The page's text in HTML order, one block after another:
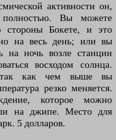
активности он,
Вы можете
стороны Бокете, и это
на весь день; или вы
на ночь возле станции
восходом солнца.
так как чем выше вы
резко меняется.
которое можно
на джипе. Место для
5 долларов.